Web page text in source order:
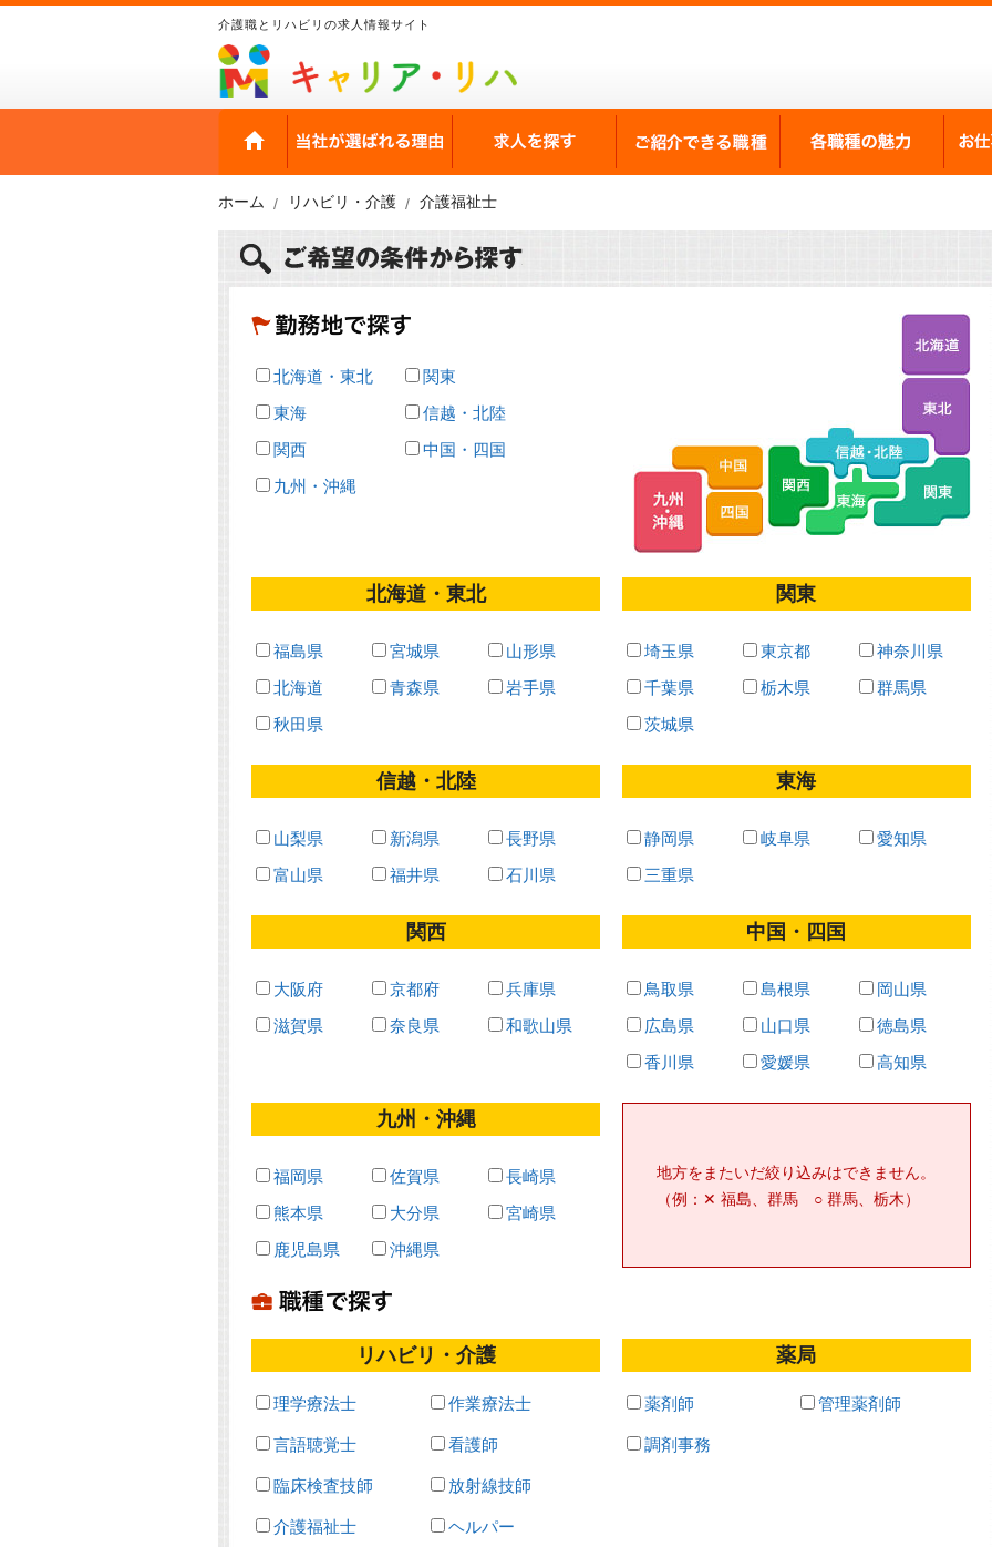
介護職とリハビリの求人情報サイト
当社が選ばれる理由 求人を探す ご紹介できる職種 各職
ホーム リハビリ・介護 介護福祉士
北海道・東北
関東
東海
信越・北陸
関西
中国・四国
九州・沖縄
北海道・東北
福島県 宮城県
山形県
北海道
青森県
岩手県
秋田県
関東
埼玉県 東京都
神奈川県
千葉県
栃木県
群馬県
茨城県
信越・北陸
山梨県 新潟県
長野県
富山県
福井県 石川県
東海
静岡県 岐阜県
愛知県
三重県
関西
大阪府 京都府
兵庫県
滋賀県
奈良県 和歌山県
中国・四国
鳥取県 島根県
岡山県
広島県
山口県
徳島県
香川県
愛媛県 高知県
九州・沖縄
福岡県 佐賀県
長崎県
熊本県
大分県
宮崎県
鹿児島県
沖縄県
地方をまたいだ絞り込みはできません。
（例：✕ 福島、群馬 ○ 群馬、栃木）
リハビリ・介護
理学療法士 作業療法士
言語聴覚士 看護師
臨床検査技師 放射線技師
介護福祉士 ヘルパー
薬局
薬剤師 管理薬剤師
調剤事務